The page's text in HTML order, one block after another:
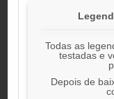
Todas as
testadas e
Depois de